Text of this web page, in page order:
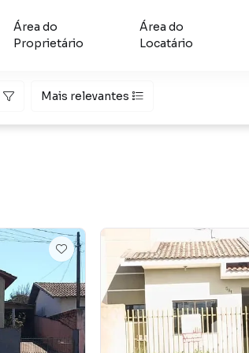
Área do
Proprietário
Área do
Locatário
Mais relevantes